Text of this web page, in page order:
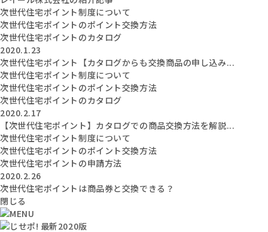
次世代住宅ポイント制度について
次世代住宅ポイントのポイント交換方法
次世代住宅ポイントのカタログ
2020.1.23
次世代住宅ポイント【カタログからも交換商品の申し込み...
次世代住宅ポイント制度について
次世代住宅ポイントのポイント交換方法
次世代住宅ポイントのカタログ
2020.2.17
【次世代住宅ポイント】カタログでの商品交換方法を解説...
次世代住宅ポイント制度について
次世代住宅ポイントのポイント交換方法
次世代住宅ポイントの申請方法
2020.2.26
次世代住宅ポイントは商品券と交換できる？
閉じる